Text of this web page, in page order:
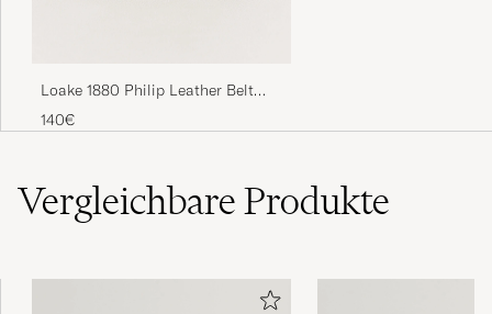
Loake 1880 Philip Leather Belt
Dark Brown
140€
VergleichbareProdukte